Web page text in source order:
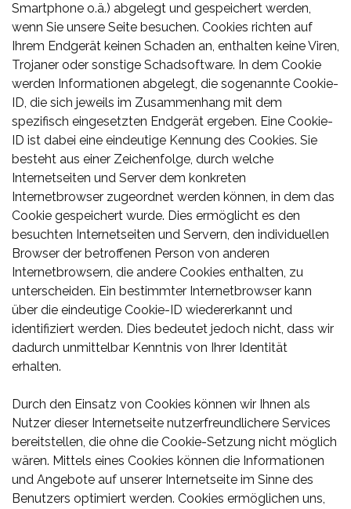
Smartphone o.ä.) abgelegt und gespeichert werden,
wenn Sie unsere Seite besuchen. Cookies richten auf
Ihrem Endgerät keinen Schaden an, enthalten keine Viren,
Trojaner oder sonstige Schadsoftware. In dem Cookie
werden Informationen abgelegt, die sogenannte Cookie-
ID, die sich jeweils im Zusammenhang mit dem
spezifisch eingesetzten Endgerät ergeben. Eine Cookie-
ID ist dabei eine eindeutige Kennung des Cookies. Sie
besteht aus einer Zeichenfolge, durch welche
Internetseiten und Server dem konkreten
Internetbrowser zugeordnet werden können, in dem das
Cookie gespeichert wurde. Dies ermöglicht es den
besuchten Internetseiten und Servern, den individuellen
Browser der betroffenen Person von anderen
Internetbrowsern, die andere Cookies enthalten, zu
unterscheiden. Ein bestimmter Internetbrowser kann
über die eindeutige Cookie-ID wiedererkannt und
identifiziert werden. Dies bedeutet jedoch nicht, dass wir
dadurch unmittelbar Kenntnis von Ihrer Identität
erhalten.
Durch den Einsatz von Cookies können wir Ihnen als
Nutzer dieser Internetseite nutzerfreundlichere Services
bereitstellen, die ohne die Cookie-Setzung nicht möglich
wären. Mittels eines Cookies können die Informationen
und Angebote auf unserer Internetseite im Sinne des
Benutzers optimiert werden. Cookies ermöglichen uns,